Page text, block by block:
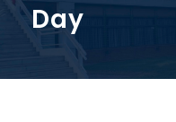
Day